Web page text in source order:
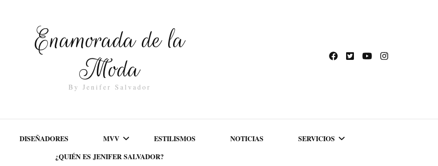
Enamorada de la
Moda
By Jenifer Salvador
DISEÑADORES MVV ESTILISMOS NOTICIAS SERVICIOS
¿QUIÉN ES JENIFER SALVADOR?